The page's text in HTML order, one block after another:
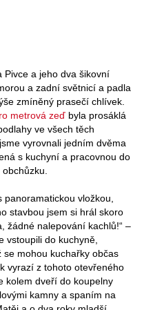
Pivce a jeho dva šikovní
a zadní světnicí a padla
zmíněný prasečí chlívek.
metrová zeď byla prosáklá
ve všech těch
vyrovnali jedním dvěma
s kuchyní a pracovnou do
vložkou,
stavbou jsem si hrál skoro
žádné nalepování kachlů!“ –
vstoupili do kuchyně,
mohou kuchařky občas
vyrazí z tohoto otevřeného
kolem dveří do koupelny
kamny a spaním na